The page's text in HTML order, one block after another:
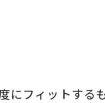
にフィットする